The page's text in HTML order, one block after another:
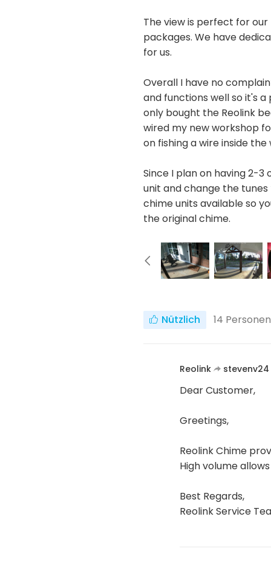
The view is perfect for
packages. We have
for us.
Overall I have no
and functions well so it's
only bought the Reolink
wired my new workshop
on fishing a wire inside
Since I plan on having 2-
unit and change the
chime units available so
the original chime.
Nützlich 14
Reolink stevenv24
Dear Customer,
Greetings,
Reolink Chime
High volume
Best Regards,
Reolink Service